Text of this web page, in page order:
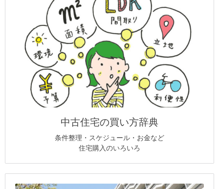
中古住宅の買い方辞典
条件整理・スケジュール・お金など
住宅購入のいろいろ